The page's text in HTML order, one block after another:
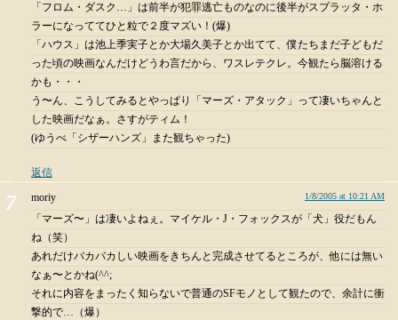
「フロム・ダスク…」は前半が犯罪逃亡ものなのに後半がスプラッタ・ホ
ラーになっててひと粒で２度マズい！(爆)
「ハウス」は池上季実子とか大場久美子とか出てて、僕たちまだ子どもだ
った頃の映画なんだけどうわ言だから、ワスレテクレ。今観たら脳溶ける
かも・・・
う〜ん、こうしてみるとやっぱり「マーズ・アタック」って凄いちゃんと
した映画だなぁ。さすがティム！
(ゆうべ「シザーハンズ」また観ちゃった)
返信
moriy
1/8/2005 at 10:21 AM
「マーズ〜」は凄いよねぇ。マイケル・J・フォックスが「犬」役だもん
ね（笑）
あれだけバカバカしい映画をきちんと完成させてるところが、他には無い
なぁ〜とかね(^^;
それに内容をまったく知らないで普通のSFモノとして観たので、余計に衝
撃的で…（爆）